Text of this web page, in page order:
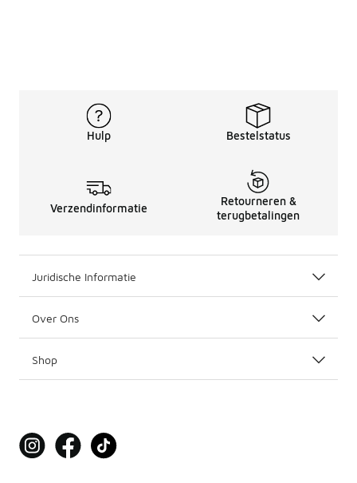
Hulp Bestelstatus
Verzendinformatie
Retourneren &
terugbetalingen
Juridische Informatie
Over Ons
Shop